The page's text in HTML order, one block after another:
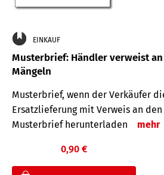
EINKAUF
Musterbrief: Händler verweist
Mängeln
Musterbrief, wenn der Verkäufer
Ersatzlieferung mit Verweis an
Musterbrief herunterladen
mehr
0,90 €